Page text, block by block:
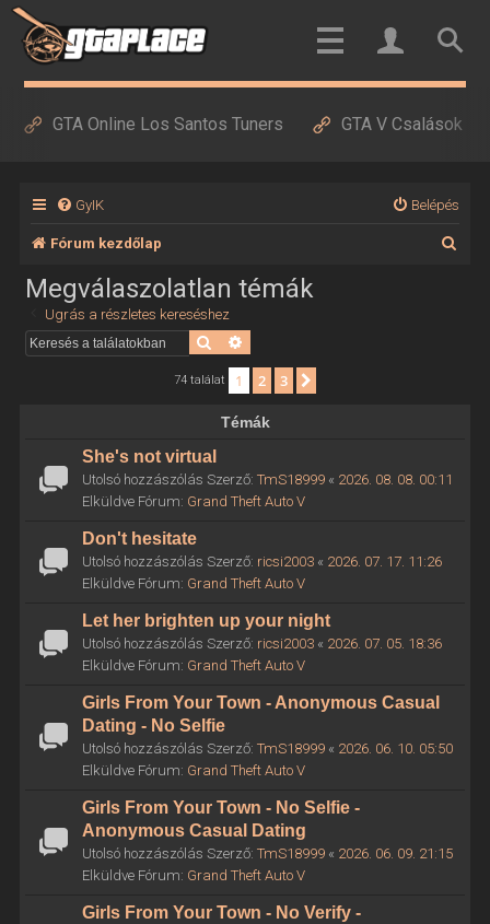
GTA Online Los Santos Tuners GTA V Csalások
GyIK Belépés
Fórum kezdőlap
Megválaszolatlan témák
Ugrás a részletes kereséshez
Keresés
74 találat 1 2 3
Témák
She's not virtual
Utolsó hozzászólás Szerző: TmS18999« 2026. 08. 08. 00:11
Elküldve Fórum: Grand Theft Auto V
Don't hesitate
Utolsó hozzászólás Szerző: ricsi2003« 2026. 07. 17. 11:26
Elküldve Fórum: Grand Theft Auto V
Let her brighten up your night
Utolsó hozzászólás Szerző: ricsi2003« 2026. 07. 05. 18:36
Elküldve Fórum: Grand Theft Auto V
Girls From Your Town - Anonymous Casual
Dating - No Selfie
Utolsó hozzászólás Szerző: TmS18999« 2026. 06. 10. 05:50
Elküldve Fórum: Grand Theft Auto V
Girls From Your Town - No Selfie -
Anonymous Casual Dating
Utolsó hozzászólás Szerző: TmS18999« 2026. 06. 09. 21:15
Elküldve Fórum: Grand Theft Auto V
Girls From Your Town - No Verify -